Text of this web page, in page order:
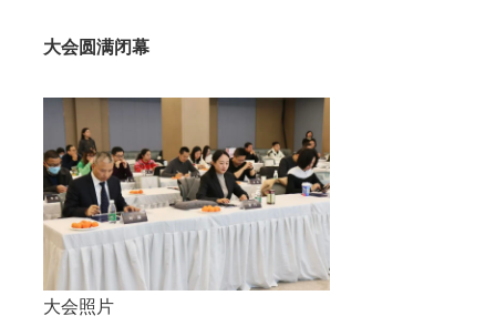
大会圆满闭幕
大会照片